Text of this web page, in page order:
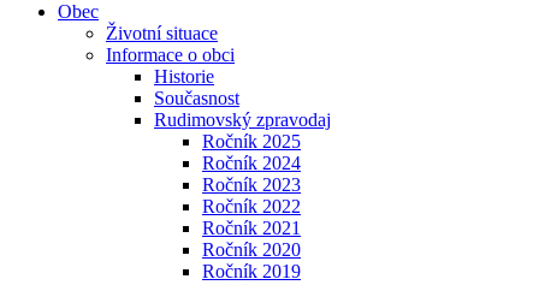
Obec
Životní situace
Informace o obci
Historie
Současnost
Rudimovský zpravodaj
Ročník 2025
Ročník 2024
Ročník 2023
Ročník 2022
Ročník 2021
Ročník 2020
Ročník 2019